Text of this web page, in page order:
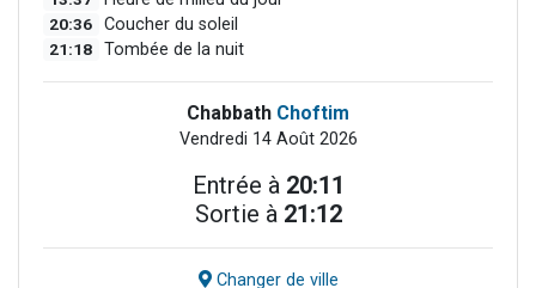
20:36 Coucher du soleil
21:18 Tombée de la nuit
Chabbath Choftim
Vendredi 14 Août 2026
Entrée à 20:11
Sortie à 21:12
Changer de ville